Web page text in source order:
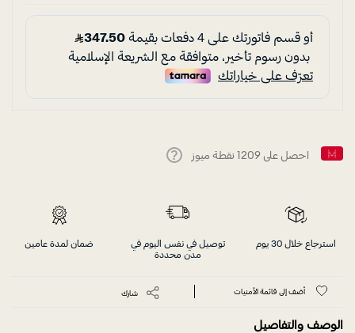
احصل على 1209 نقطة ميوز
استرجاع خلال 30 يوم
توصيل في نفس اليوم في
مدن محددة
ضمان لمدة عامين
أضف إلى قائمة الأمنيات شارك
الوصف والتفاصيل